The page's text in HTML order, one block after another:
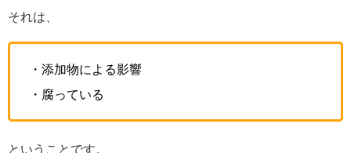
それは、
・添加物による影響
・腐っている
ということです。